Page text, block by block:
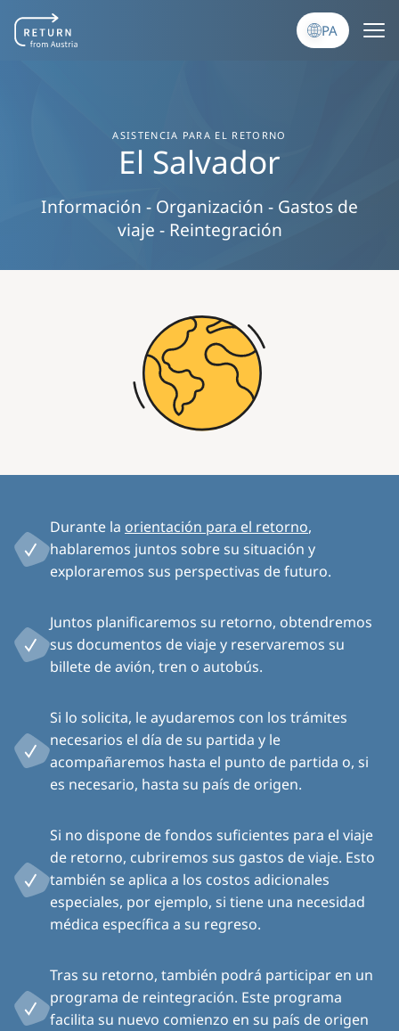
PA
ASISTENCIA PARA EL RETORNO
El Salvador
Información - Organización - Gastos de
viaje - Reintegración
Durante la orientación para el retorno,
hablaremos juntos sobre su situación y
exploraremos sus perspectivas de futuro.
Juntos planificaremos su retorno, obtendremos
sus documentos de viaje y reservaremos su
billete de avión, tren o autobús.
Si lo solicita, le ayudaremos con los trámites
necesarios el día de su partida y le
acompañaremos hasta el punto de partida o, si
es necesario, hasta su país de origen.
Si no dispone de fondos suficientes para el viaje
de retorno, cubriremos sus gastos de viaje. Esto
también se aplica a los costos adicionales
especiales, por ejemplo, si tiene una necesidad
médica específica a su regreso.
Tras su retorno, también podrá participar en un
programa de reintegración. Este programa
facilita su nuevo comienzo en su país de origen